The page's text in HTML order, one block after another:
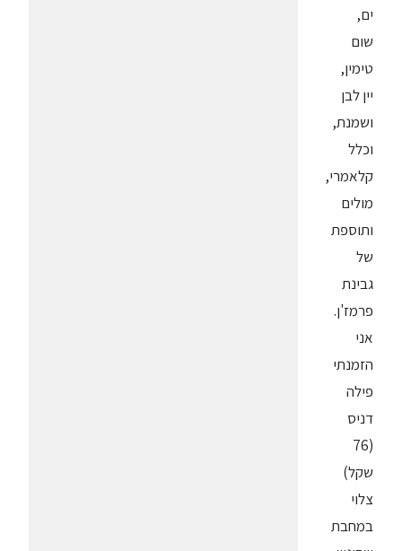
ים,
שום
טימין,
יין לבן
ושמנת,
וכלל
קלאמרי,
מולים
ותוספת
של
גבינת
פרמז'ן.
אני
הזמנתי
פילה
דניס
(76
שקל)
צלוי
במחבת